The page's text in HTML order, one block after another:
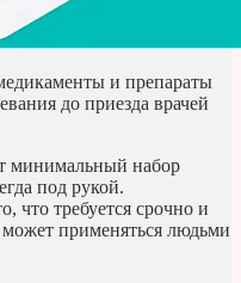
и препараты
до приезда врачей
минимальный набор
под рукой.
что требуется срочно и
может применяться людьми